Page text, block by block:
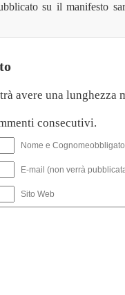
su il manifesto
avere una lunghezza
consecutivi.
Nome e
E-mail (non verrà
Sito Web